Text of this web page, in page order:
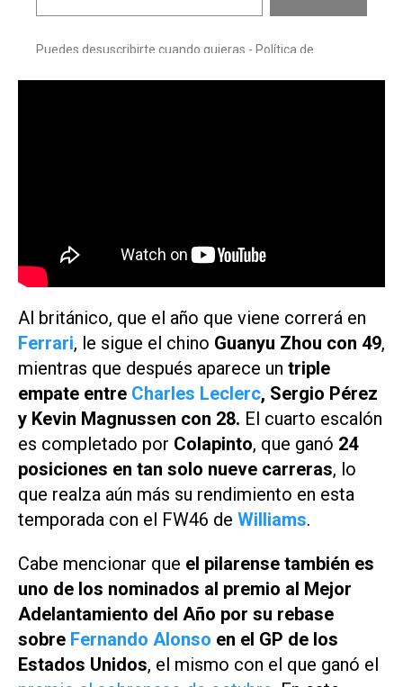
Al británico, que el año que viene correrá en
Ferrari, le sigue el chino Guanyu Zhou con 49,
mientras que después aparece un triple
empate entre Charles Leclerc, Sergio Pérez
y Kevin Magnussen con 28. El cuarto escalón
es completado por Colapinto, que ganó 24
posiciones en tan solo nueve carreras, lo
que realza aún más su rendimiento en esta
temporada con el FW46 de Williams.
Cabe mencionar que el pilarense también es
uno de los nominados al premio al Mejor
Adelantamiento del Año por su rebase
sobre Fernando Alonso en el GP de los
Estados Unidos, el mismo con el que ganó el